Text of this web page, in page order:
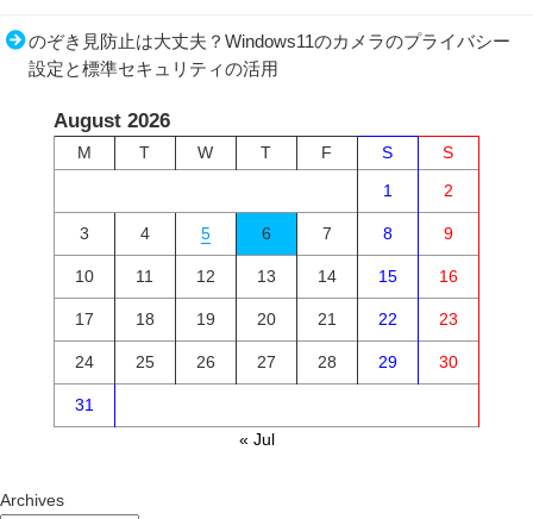
のぞき見防止は大丈夫？Windows11のカメラのプライバシー
設定と標準セキュリティの活用
August 2026
M T W T F S
S
1
2
3 4 5 6 7 8 9
10 11 12 13 14 15 16
17 18 19 20 21 22 23
24 25 26 27 28 29 30
31
« Jul
Archives